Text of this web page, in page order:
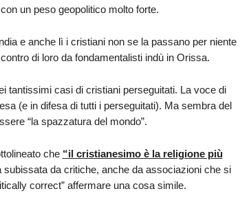
un peso geopolitico molto forte.
e anche lì i cristiani non se la passano per niente
di loro da fondamentalisti indù in Orissa.
tantissimi casi di cristiani perseguitati. La voce di
(e in difesa di tutti i perseguitati). Ma sembra del
“la spazzatura del mondo”.
che “il cristianesimo è la religione più
subissata da critiche, anche da associazioni che si
correct” affermare una cosa simile.